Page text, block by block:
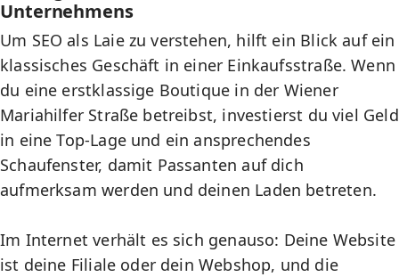
Unternehmens
Um SEO als Laie zu verstehen, hilft ein Blick auf ein
klassisches Geschäft in einer Einkaufsstraße. Wenn
du eine erstklassige Boutique in der Wiener
Mariahilfer Straße betreibst, investierst du viel Geld
in eine Top-Lage und ein ansprechendes
Schaufenster, damit Passanten auf dich
aufmerksam werden und deinen Laden betreten.
Im Internet verhält es sich genauso: Deine Website
ist deine Filiale oder dein Webshop, und die